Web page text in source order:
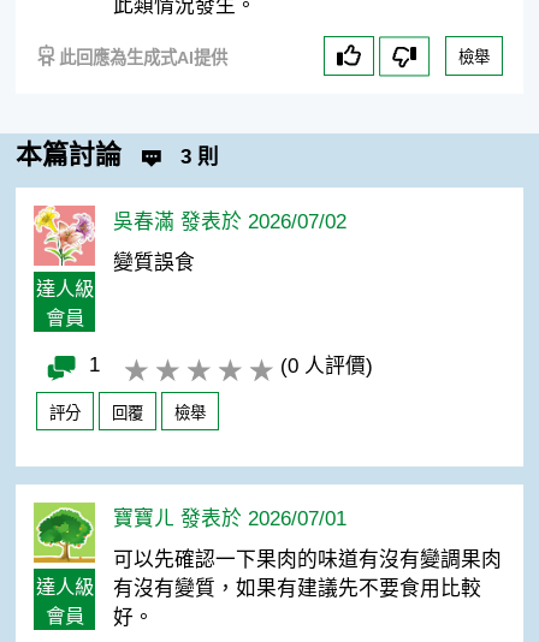
此類情況發生。
此回應為生成式AI提供 檢舉
本篇討論 3 則
達人級
會員
吳春滿 發表於 2026/07/02
變質誤食
1 (0 人評價)
評分 回覆 檢舉
達人級
會員
寶寶ㄦ 發表於 2026/07/01
可以先確認一下果肉的味道有沒有變調果肉
有沒有變質，如果有建議先不要食用比較
好。